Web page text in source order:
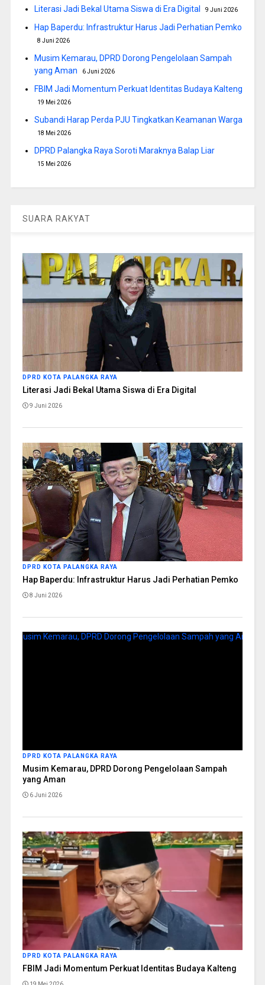
Literasi Jadi Bekal Utama Siswa di Era Digital 9 Juni 2026
Hap Baperdu: Infrastruktur Harus Jadi Perhatian Pemko
8 Juni 2026
Musim Kemarau, DPRD Dorong Pengelolaan Sampah
yang Aman
6 Juni 2026
FBIM Jadi Momentum Perkuat Identitas Budaya Kalteng
19 Mei 2026
Subandi Harap Perda PJU Tingkatkan Keamanan Warga
18 Mei 2026
DPRD Palangka Raya Soroti Maraknya Balap Liar
15 Mei 2026
SUARA RAKYAT
DPRD KOTA PALANGKA RAYA
Literasi Jadi Bekal Utama Siswa di Era Digital
9 Juni 2026
DPRD KOTA PALANGKA RAYA
Hap Baperdu: Infrastruktur Harus Jadi Perhatian Pemko
8 Juni 2026
DPRD KOTA PALANGKA RAYA
Musim Kemarau, DPRD Dorong Pengelolaan Sampah
yang Aman
6 Juni 2026
DPRD KOTA PALANGKA RAYA
FBIM Jadi Momentum Perkuat Identitas Budaya Kalteng